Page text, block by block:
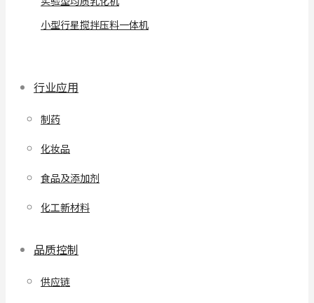
小型行星搅拌压料一体机
行业应用
制药
化妆品
食品及添加剂
化工新材料
品质控制
供应链